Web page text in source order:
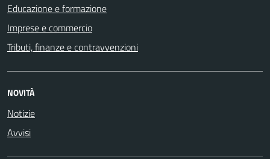
Educazione e formazione
Imprese e commercio
Tributi, finanze e contravvenzioni
NOVITÀ
Notizie
Avvisi